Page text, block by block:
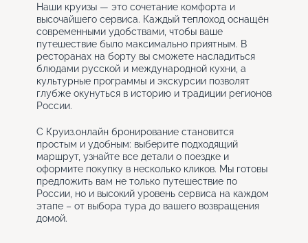
Наши круизы — это сочетание комфорта и
высочайшего сервиса. Каждый теплоход оснащён
современными удобствами, чтобы ваше
путешествие было максимально приятным. В
ресторанах на борту вы сможете насладиться
блюдами русской и международной кухни, а
культурные программы и экскурсии позволят
глубже окунуться в историю и традиции регионов
России.
С Круиз.онлайн бронирование становится
простым и удобным: выберите подходящий
маршрут, узнайте все детали о поездке и
оформите покупку в несколько кликов. Мы готовы
предложить вам не только путешествие по
России, но и высокий уровень сервиса на каждом
этапе – от выбора тура до вашего возвращения
домой.